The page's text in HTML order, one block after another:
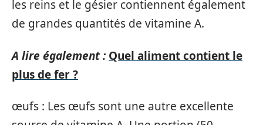
les reins et le gésier contiennent également
de grandes quantités de vitamine A.
A lire également : Quel aliment contient le
plus de fer ?
œufs : Les œufs sont une autre excellente